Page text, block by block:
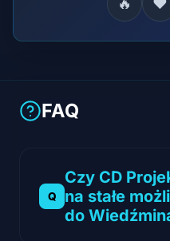
FAQ
Czy CD
na stałe
do